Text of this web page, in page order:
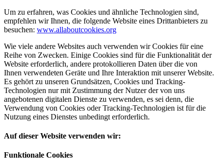
Um zu erfahren, was Cookies und ähnliche Technologien sind,
empfehlen wir Ihnen, die folgende Website eines Drittanbieters zu
besuchen: www.allaboutcookies.org
Wie viele andere Websites auch verwenden wir Cookies für eine
Reihe von Zwecken. Einige Cookies sind für die Funktionalität der
Website erforderlich, andere protokollieren Daten über die von
Ihnen verwendeten Geräte und Ihre Interaktion mit unserer Website.
Es gehört zu unseren Grundsätzen, Cookies und Tracking-
Technologien nur mit Zustimmung der Nutzer der von uns
angebotenen digitalen Dienste zu verwenden, es sei denn, die
Verwendung von Cookies oder Tracking-Technologien ist für die
Nutzung eines Dienstes unbedingt erforderlich.
Auf dieser Website verwenden wir:
Funktionale Cookies